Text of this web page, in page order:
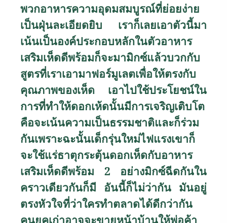
พวกอาหารความอุดมสมบูรณ์ที่ย่อยง่าย
เป็นฝุ่นละเอียดยิบ เราก็เลยเอาตัวนี้มา
เน้นเป็นองค์ประกอบหลักในตัวอาหาร
เสริมเห็ดดีพร้อมก็จะมามิกซ์แล้วบวกกับ
สูตรที่เราเอามาฟอร์มูเลตเพื่อให้ตรงกับ
คุณภาพของเห็ด เอาไปใช้ประโยชน์ใน
การที่ทำให้ดอกเห้ดนั้นมีการเจริญเติบโต
คือจะเน้นความเป็นธรรมชาติและก็ร่วม
กันเพราะฉะนั้นเด็กรุ่นใหม่ไฟแรงเขาก็
จะใช้แร่ธาตุกระตุ้นดอกเห็ดกับอาหาร
เสริมเห็ดดีพร้อม 2 อย่างมิกซ์ฉีดกันใน
คราวเดียวกันก็มี อันนี้ก็ไม่ว่ากัน มันอยู่
ตรงหัวใจที่ว่าใครทำตลาดได้ดีกว่ากัน
คนยุคเก่าอาจจะขายหน้าบ้านให้พ่อค้า